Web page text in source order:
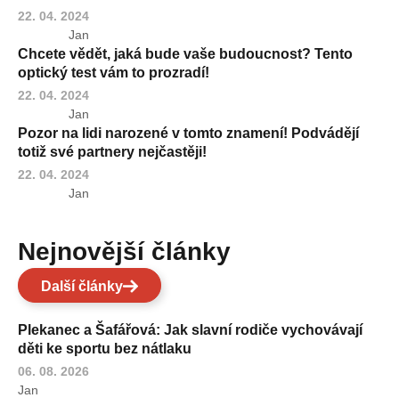
22. 04. 2024
Jan
Chcete vědět, jaká bude vaše budoucnost? Tento
optický test vám to prozradí!
22. 04. 2024
Jan
Pozor na lidi narozené v tomto znamení! Podvádějí
totiž své partnery nejčastěji!
22. 04. 2024
Jan
Nejnovější články
Další články
Plekanec a Šafářová: Jak slavní rodiče vychovávají
děti ke sportu bez nátlaku
06. 08. 2026
Jan